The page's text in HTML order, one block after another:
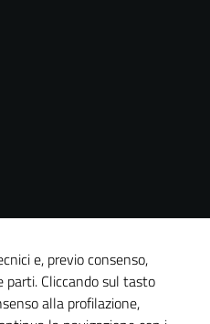
e, previo consenso,
parti. Cliccando sul tasto
alla profilazione,